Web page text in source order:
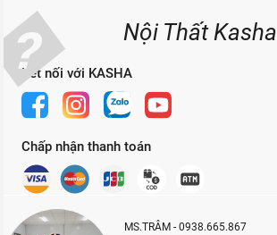
Nội Thất Kasha
Kết nối với KASHA
Chấp nhận thanh toán
MS.TRÂM - 0938.665.867